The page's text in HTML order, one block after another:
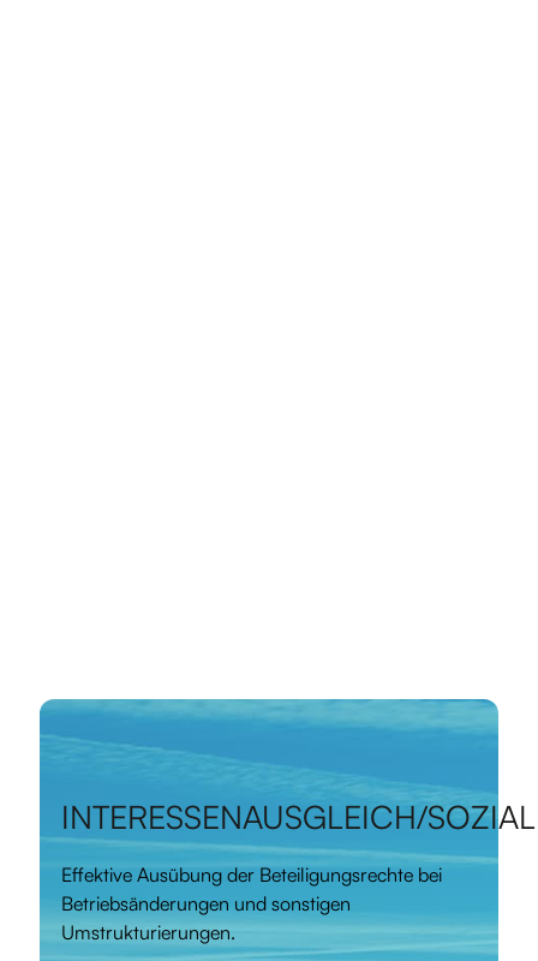
INTERESSENAUSGLEICH/
Effektive Ausübung der Beteiligungsrechte bei
Betriebsänderungen und sonstigen
Umstrukturierungen.